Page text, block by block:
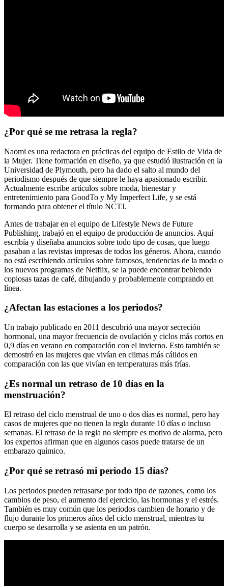
¿Por qué se me retrasa la regla?
Naomi es una redactora en prácticas del equipo de Estilo de Vida de
la Mujer. Tiene formación en diseño, ya que estudió ilustración en la
Universidad de Plymouth, pero ha dado el salto al mundo del
periodismo después de que siempre le haya apasionado escribir.
Actualmente escribe artículos sobre moda, bienestar y
entretenimiento para GoodTo y My Imperfect Life, y se está
formando para obtener el título NCTJ.
Antes de trabajar en el equipo de Lifestyle News de Future
Publishing, trabajó en el equipo de producción de anuncios. Aquí
escribía y diseñaba anuncios sobre todo tipo de cosas, que luego
pasaban a las revistas impresas de todos los géneros. Ahora, cuando
no está escribiendo artículos sobre famosos, tendencias de la moda o
los nuevos programas de Netflix, se la puede encontrar bebiendo
copiosas tazas de café, dibujando y probablemente comprando en
línea.
¿Afectan las estaciones a los periodos?
Un trabajo publicado en 2011 descubrió una mayor secreción
hormonal, una mayor frecuencia de ovulación y ciclos más cortos en
0,9 días en verano en comparación con el invierno. Esto también se
demostró en las mujeres que vivían en climas más cálidos en
comparación con las que vivían en temperaturas más frías.
¿Es normal un retraso de 10 días en la
menstruación?
El retraso del ciclo menstrual de uno o dos días es normal, pero hay
casos de mujeres que no tienen la regla durante 10 días o incluso
semanas. El retraso de la regla no siempre es motivo de alarma, pero
los expertos afirman que en algunos casos puede tratarse de un
embarazo químico.
¿Por qué se retrasó mi periodo 15 días?
Los periodos pueden retrasarse por todo tipo de razones, como los
cambios de peso, el aumento del ejercicio, las hormonas y el estrés.
También es muy común que los periodos cambien de horario y de
flujo durante los primeros años del ciclo menstrual, mientras tu
cuerpo se desarrolla y se asienta en un patrón.